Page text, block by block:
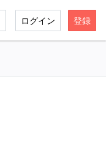
ログイン 登録